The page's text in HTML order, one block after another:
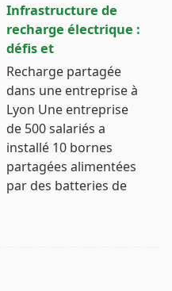
Infrastructure de
recharge électrique :
défis et
Recharge partagée
dans une entreprise à
Lyon Une entreprise
de 500 salariés a
installé 10 bornes
partagées alimentées
par des batteries de